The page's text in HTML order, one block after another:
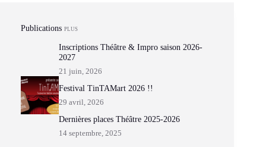
Publications PLUS
Inscriptions Théâtre & Impro saison 2026-
2027
21 juin, 2026
Festival TinTAMart 2026 !!
29 avril, 2026
Dernières places Théâtre 2025-2026
14 septembre, 2025